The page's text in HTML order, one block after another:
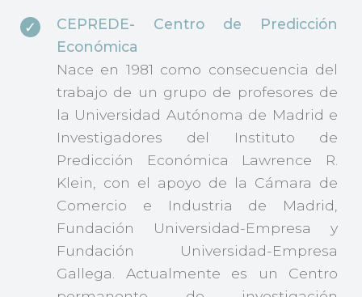
CEPREDE- Centro de Predicción
Económica
Nace en 1981 como consecuencia del
trabajo de un grupo de profesores de
la Universidad Autónoma de Madrid e
Investigadores del Instituto de
Predicción Económica Lawrence R.
Klein, con el apoyo de la Cámara de
Comercio e Industria de Madrid,
Fundación Universidad-Empresa y
Fundación Universidad-Empresa
Gallega. Actualmente es un Centro